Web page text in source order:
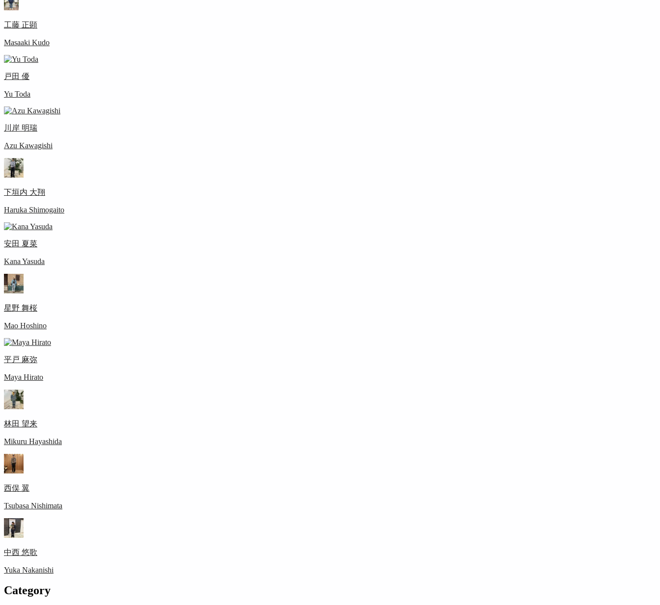
工藤 正顕
Masaaki Kudo
戸田 優
Yu Toda
川岸 明瑞
Azu Kawagishi
下垣内 大翔
Haruka Shimogaito
安田 夏菜
Kana Yasuda
星野 舞桜
Mao Hoshino
平戸 麻弥
Maya Hirato
林田 望来
Mikuru Hayashida
西俣 翼
Tsubasa Nishimata
中西 悠歌
Yuka Nakanishi
Category